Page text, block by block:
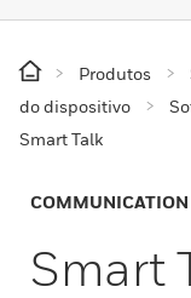
Produtos
do dispositivo
Smart Talk
Smart